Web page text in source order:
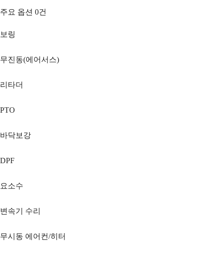
주요 옵션 0건
보링
무진동(에어서스)
리타더
PTO
바닥보강
DPF
요소수
변속기 수리
무시동 에어컨/히터